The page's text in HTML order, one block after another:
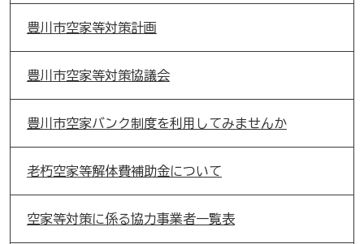
豊川市空家等対策計画
豊川市空家等対策協議会
豊川市空家バンク制度を利用してみませんか
老朽空家等解体費補助金について
空家等対策に係る協力事業者一覧表